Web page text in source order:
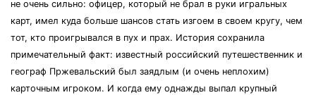
не очень сильно: офицер, который не брал в руки игральных
карт, имел куда больше шансов стать изгоем в своем кругу, чем
тот, кто проигрывался в пух и прах. История сохранила
примечательный факт: известный российский путешественник и
географ Пржевальский был заядлым (и очень неплохим)
карточным игроком. И когда ему однажды выпал крупный